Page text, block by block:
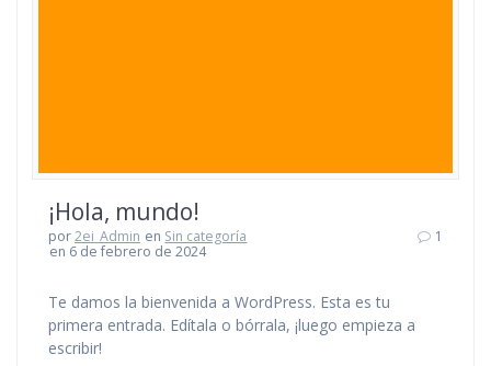
¡Hola, mundo!
por2ei_Admin en Sin categoría
en 6 de febrero de 2024
1
Te damos la bienvenida a WordPress. Esta es tu
primera entrada. Edítala o bórrala, ¡luego empieza a
escribir!